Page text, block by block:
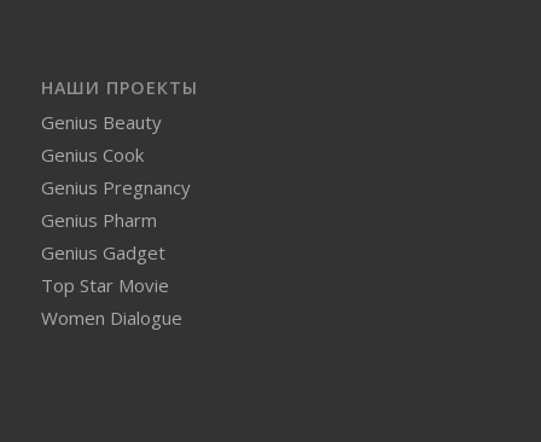
НАШИ ПРОЕКТЫ
Genius Beauty
Genius Cook
Genius Pregnancy
Genius Pharm
Genius Gadget
Top Star Movie
Women Dialogue